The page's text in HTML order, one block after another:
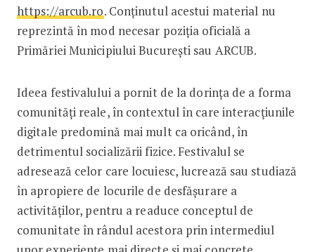
https://arcub.ro. Conținutul acestui material nu
reprezintă în mod necesar poziţia oficială a
Primăriei Municipiului București sau ARCUB.
Ideea festivalului a pornit de la dorința de a forma
comunități reale, în contextul în care interacțiunile
digitale predomină mai mult ca oricând, în
detrimentul socializării fizice. Festivalul se
adresează celor care locuiesc, lucrează sau studiază
în apropiere de locurile de desfășurare a
activităților, pentru a readuce conceptul de
comunitate în rândul acestora prin intermediul